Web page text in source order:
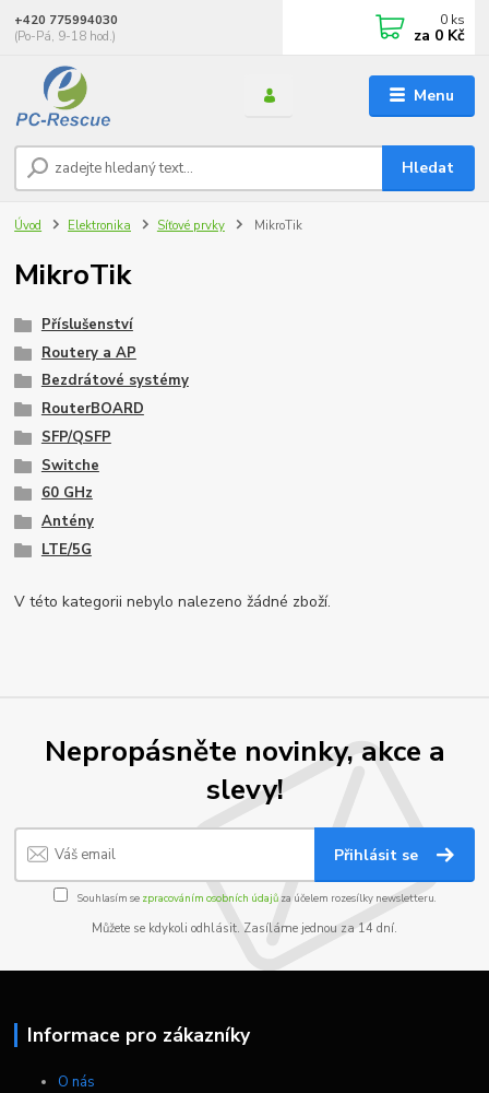
Menu
Hledat
+420 775994030
(Po-Pá, 9-18 hod.)
0 ks
za 0 Kč
Úvod Elektronika Síťové prvky MikroTik
MikroTik
Příslušenství
Routery a AP
Bezdrátové systémy
RouterBOARD
SFP/QSFP
Switche
60 GHz
Antény
LTE/5G
V této kategorii nebylo nalezeno žádné zboží.
Nepropásněte novinky, akce a
slevy!
Přihlásit se
Souhlasím se zpracováním osobních údajůza účelem rozesílky newsletteru.
Můžete se kdykoli odhlásit. Zasíláme jednou za 14 dní.
Informace pro zákazníky
O nás